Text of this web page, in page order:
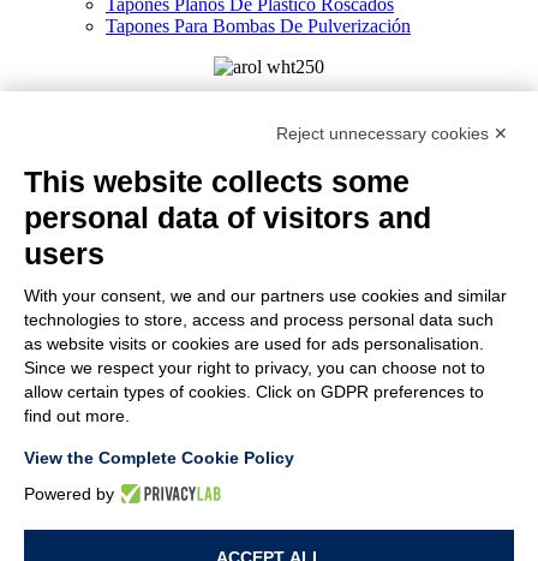
Tapones Planos De Plástico Roscados
Tapones Para Bombas De Pulverización
ITALIA - C.F. E P.IVA 03217610967 - REA AT 108104 - CAP.
MEMBER OF
EMPRESA
ATENCIÓN AL CLIENTE
ÚNETE A NOSOTROS
NOTES LEGALES
CODE OF ETHICS
WHISTLEBLOWING
Reject unnecessary cookies ✕
This website collects some
personal data of visitors and
users
With your consent, we and our partners use cookies and similar
technologies to store, access and process personal data such
as website visits or cookies are used for ads personalisation.
Since we respect your right to privacy, you can choose not to
allow certain types of cookies. Click on GDPR preferences to
find out more.
View the Complete Cookie Policy
Powered by
ACCEPT ALL